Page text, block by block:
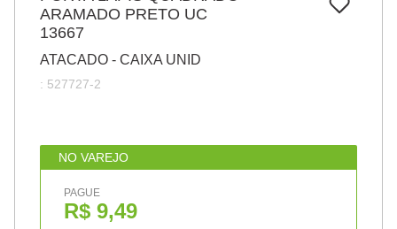
ARAMADO PRETO UC
13667
ATACADO - CAIXA UNID
: 527727-2
NO VAREJO
PAGUE
R$ 9,49
papel